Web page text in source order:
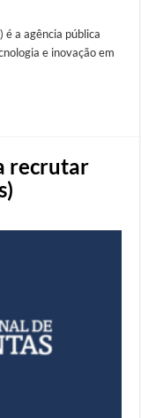
é a agência pública
e inovação em
recrutar